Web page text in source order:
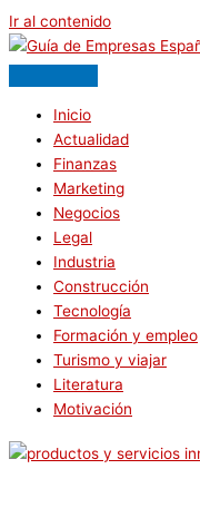
Ir al contenido
Inicio
Actualidad
Finanzas
Marketing
Negocios
Legal
Industria
Construcción
Tecnología
Formación y empleo
Turismo y viajar
Literatura
Motivación